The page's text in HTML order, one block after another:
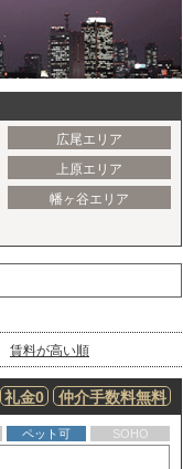
広尾エリア
上原エリア
幡ヶ谷エリア
賃料が高い順
仲介手数料無料
礼金0
ペット可 SOHO